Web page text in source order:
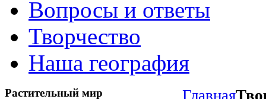
Вопросы и ответы
Творчество
Наша география
Растительный мир